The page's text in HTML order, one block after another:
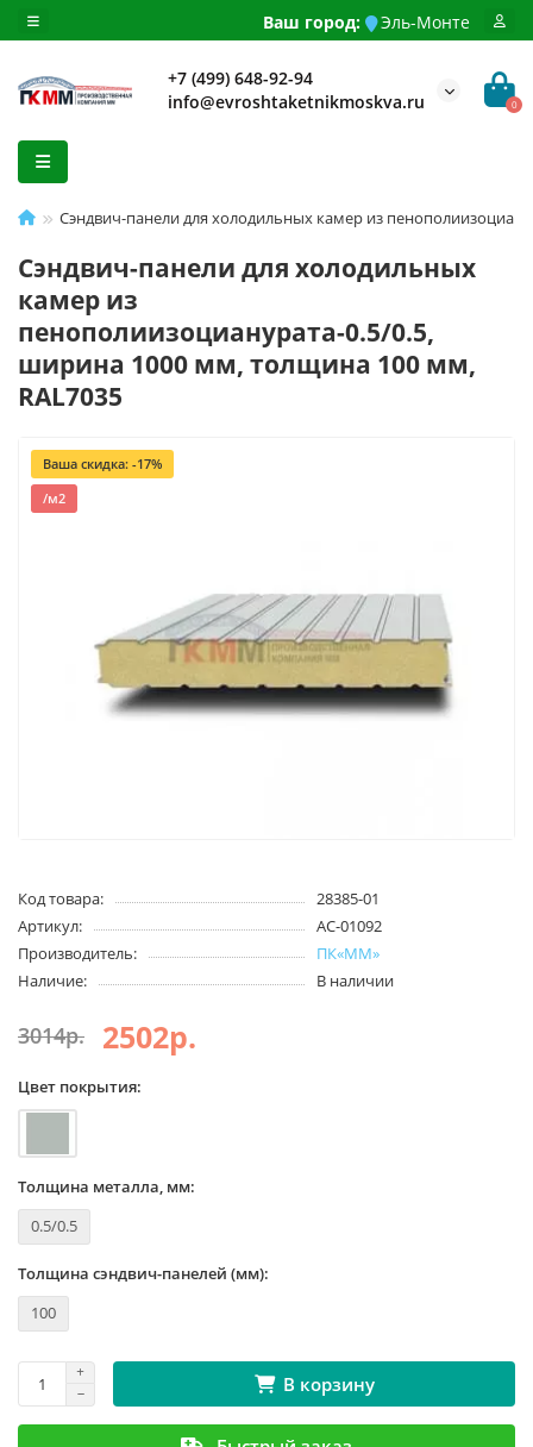
Ваш город: Эль-Монте
+7 (499) 648-92-94
info@evroshtaketnikmoskva.ru
0
Сэндвич-панели для холодильных камер из
Сэндвич-панели для холодильных
камер из
пенополиизоцианурата-0.5/0.5,
ширина 1000 мм, толщина 100 мм,
RAL7035
Ваша скидка: -17%
/м2
Код товара:
28385-01
Артикул:
AC-01092
Производитель:
ПК«ММ»
Наличие:
В наличии
3014р. 2502р.
Цвет покрытия:
Толщина металла, мм:
0.5/0.5
Толщина сэндвич-панелей (мм):
100
В корзину